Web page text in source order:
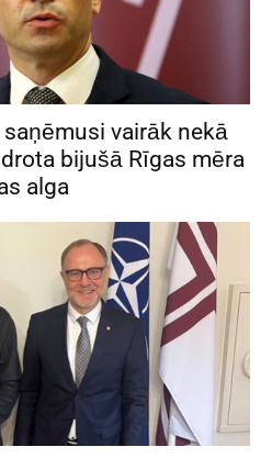
vairāk nekā
bijušā Rīgas mēra
alga